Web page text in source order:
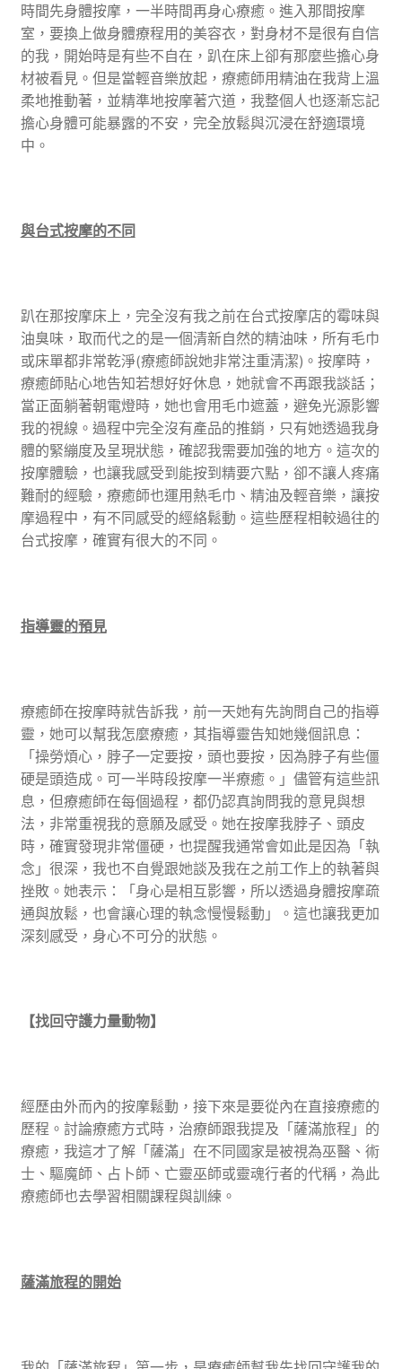
時間先身體按摩，一半時間再身心療癒。進入那間按摩
室，要換上做身體療程用的美容衣，對身材不是很有自信
的我，開始時是有些不自在，趴在床上卻有那麼些擔心身
材被看見。但是當輕音樂放起，療癒師用精油在我背上溫
柔地推動著，並精準地按摩著穴道，我整個人也逐漸忘記
擔心身體可能暴露的不安，完全放鬆與沉浸在舒適環境
中。
與台式按摩的不同
趴在那按摩床上，完全沒有我之前在台式按摩店的霉味與
油臭味，取而代之的是一個清新自然的精油味，所有毛巾
或床單都非常乾淨(療癒師說她非常注重清潔)。按摩時，
療癒師貼心地告知若想好好休息，她就會不再跟我談話；
當正面躺著朝電燈時，她也會用毛巾遮蓋，避免光源影響
我的視線。過程中完全沒有產品的推銷，只有她透過我身
體的緊繃度及呈現狀態，確認我需要加強的地方。這次的
按摩體驗，也讓我感受到能按到精要穴點，卻不讓人疼痛
難耐的經驗，療癒師也運用熱毛巾、精油及輕音樂，讓按
摩過程中，有不同感受的經絡鬆動。這些歷程相較過往的
台式按摩，確實有很大的不同。
指導靈的預見
療癒師在按摩時就告訴我，前一天她有先詢問自己的指導
靈，她可以幫我怎麼療癒，其指導靈告知她幾個訊息：
「操勞煩心，脖子一定要按，頭也要按，因為脖子有些僵
硬是頭造成。可一半時段按摩一半療癒。」儘管有這些訊
息，但療癒師在每個過程，都仍認真詢問我的意見與想
法，非常重視我的意願及感受。她在按摩我脖子、頭皮
時，確實發現非常僵硬，也提醒我通常會如此是因為「執
念」很深，我也不自覺跟她談及我在之前工作上的執著與
挫敗。她表示：「身心是相互影響，所以透過身體按摩疏
通與放鬆，也會讓心理的執念慢慢鬆動」。這也讓我更加
深刻感受，身心不可分的狀態。
【找回守護力量動物】
經歷由外而內的按摩鬆動，接下來是要從內在直接療癒的
歷程。討論療癒方式時，治療師跟我提及「薩滿旅程」的
療癒，我這才了解「薩滿」在不同國家是被視為巫醫、術
士、驅魔師、占卜師、亡靈巫師或靈魂行者的代稱，為此
療癒師也去學習相關課程與訓練。
薩滿旅程的開始